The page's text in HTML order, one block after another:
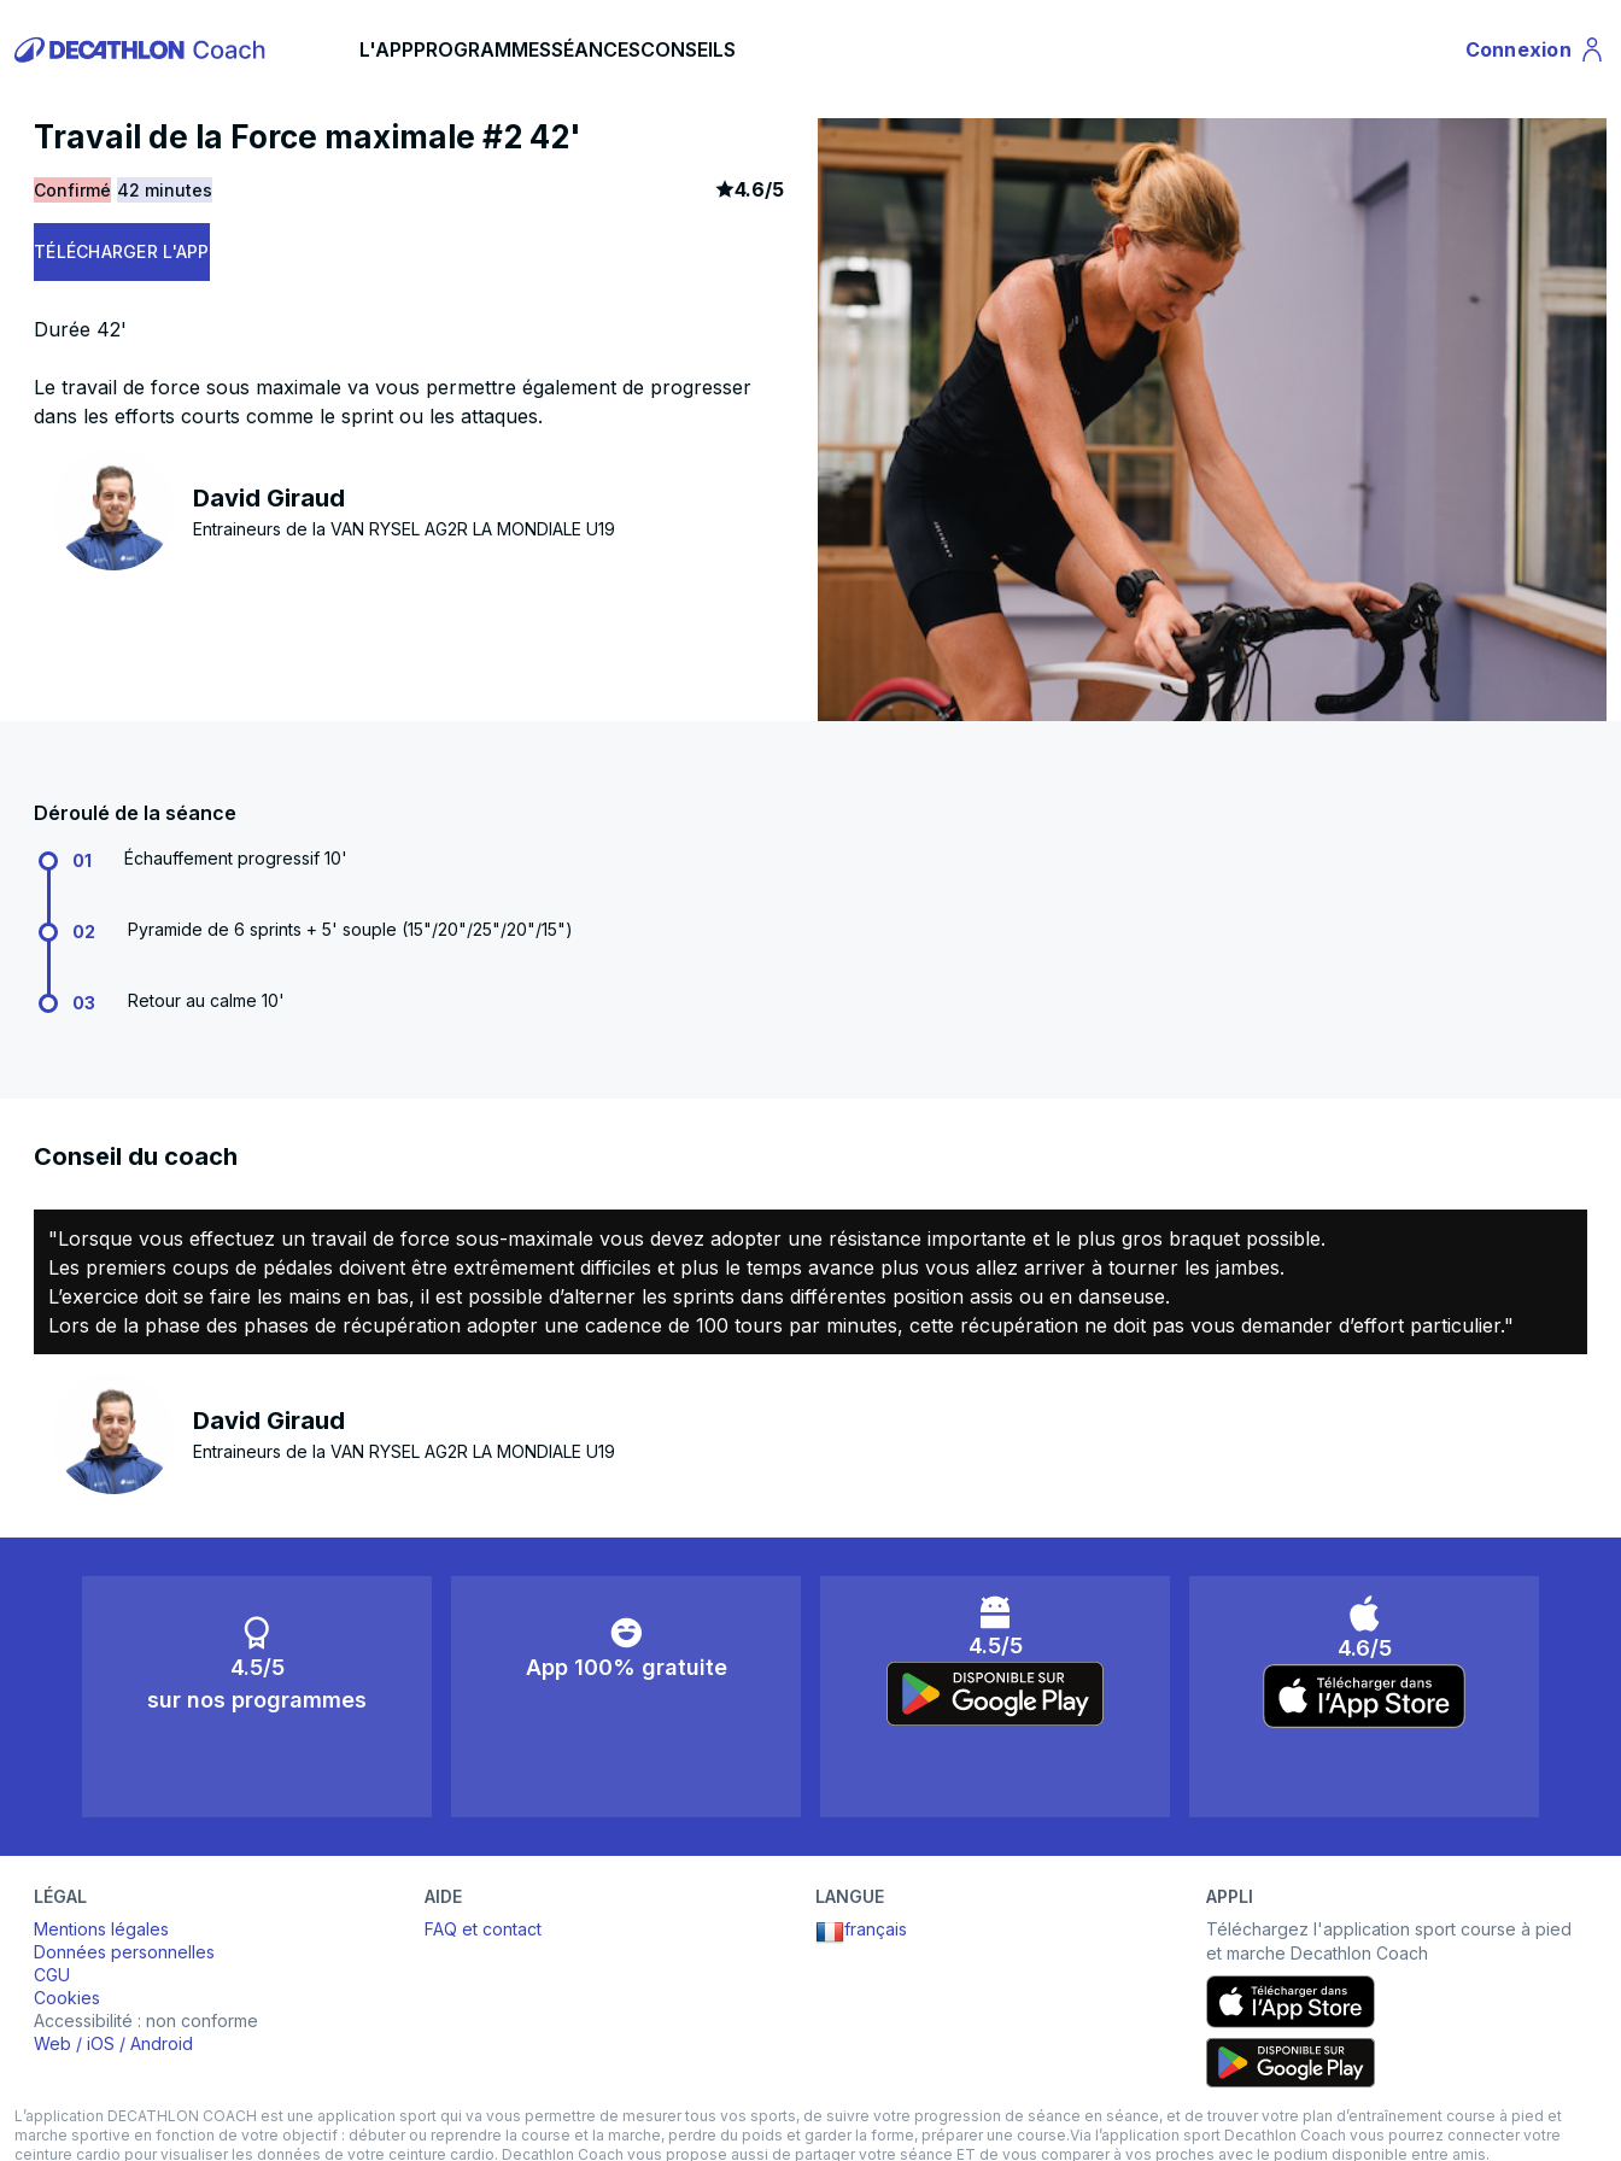
L'APPPROGRAMMESSÉANCESCONSEILS Profile
Connexion
Travail de la Force maximale #2 42'
Confirmé 42 minutes article rating
4.6/5110
TÉLÉCHARGER L'APP
Durée 42'
Le travail de force sous maximale va vous permettre également de progresser
dans les efforts courts comme le sprint ou les attaques.
David Giraud
Entraineurs de la VAN RYSEL AG2R LA MONDIALE U19
Déroulé de la séance
01 Échauffement progressif 10'
02 Pyramide de 6 sprints + 5' souple (15"/20"/25"/20"/15")
03 Retour au calme 10'
Conseil du coach
"Lorsque vous effectuez un travail de force sous-maximale vous devez adopter une résistance importante et le plus gros braquet possible.
Les premiers coups de pédales doivent être extrêmement difficiles et plus le temps avance plus vous allez arriver à tourner les jambes.
L’exercice doit se faire les mains en bas, il est possible d’alterner les sprints dans différentes position assis ou en danseuse.
Lors de la phase des phases de récupération adopter une cadence de 100 tours par minutes, cette récupération ne doit pas vous demander d’effort particulier."
David Giraud
Entraineurs de la VAN RYSEL AG2R LA MONDIALE U19
4.5/5
sur nos programmes
App 100% gratuite
4.5/5 4.6/5
LÉGAL
Mentions légales
Données personnelles
CGU
Cookies
Accessibilité : non conforme
Web / iOS / Android
AIDE
FAQ et contact
LANGUE
français
APPLI
Téléchargez l'application sport course à pied
et marche Decathlon Coach
L’application DECATHLON COACH est une application sport qui va vous permettre de mesurer tous vos sports, de suivre votre progression de séance en séance, et de trouver votre plan d’entraînement course à pied et
marche sportive en fonction de votre objectif : débuter ou reprendre la course et la marche, perdre du poids et garder la forme, préparer une course.Via l’application sport Decathlon Coach vous pourrez connecter votre
ceinture cardio pour visualiser les données de votre ceinture cardio. Decathlon Coach vous propose aussi de partager votre séance ET de vous comparer à vos proches avec le podium disponible entre amis.